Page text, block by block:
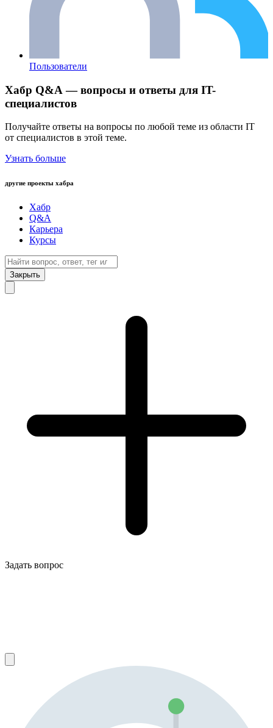
Пользователи
Хабр Q&A — вопросы и ответы для IT-
специалистов
Получайте ответы на вопросы по любой теме из области IT
от специалистов в этой теме.
Узнать больше
другие проекты хабра
Хабр
Q&A
Карьера
Курсы
Закрыть
Задать вопрос